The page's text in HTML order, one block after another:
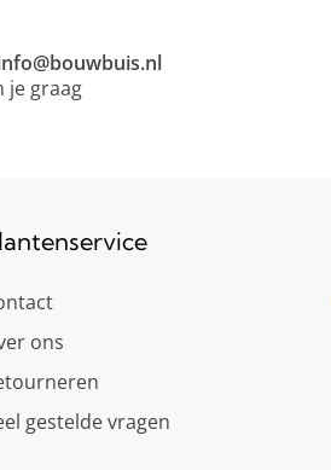
je graag
ons
gestelde vragen